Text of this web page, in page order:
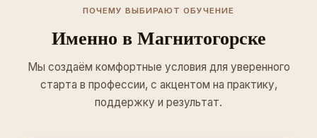
ПОЧЕМУ ВЫБИРАЮТ ОБУЧЕНИЕ
Именно в Магнитогорске
Мы создаём комфортные условия для уверенного
старта в профессии, с акцентом на практику,
поддержку и результат.